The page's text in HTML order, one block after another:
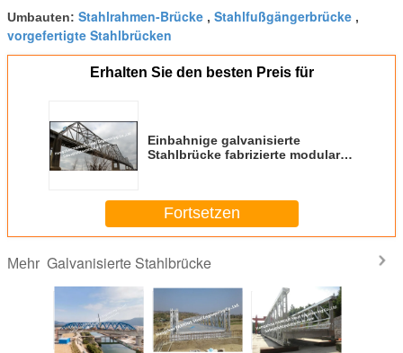
Umbauten: Stahlrahmen-Brücke , Stahlfußgängerbrücke ,
vorgefertigte Stahlbrücken
Erhalten Sie den besten Preis für
Einbahnige galvanisierte
Stahlbrücke fabrizierte modulare
Fortsetzen
Mehr Galvanisierte Stahlbrücke